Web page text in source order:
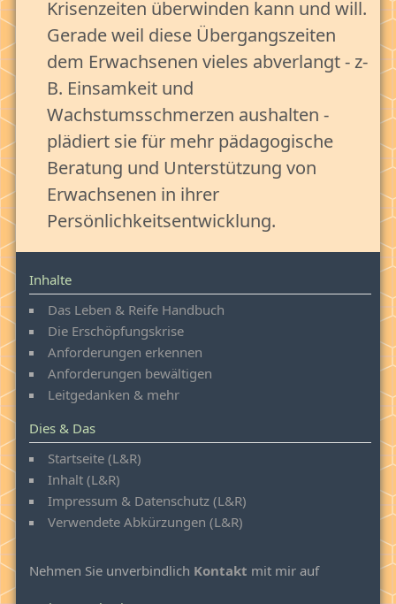
Krisenzeiten überwinden kann und will.
Gerade weil diese Übergangszeiten
dem Erwachsenen vieles abverlangt - z-
B. Einsamkeit und
Wachstumsschmerzen aushalten -
plädiert sie für mehr pädagogische
Beratung und Unterstützung von
Erwachsenen in ihrer
Persönlichkeitsentwicklung.
Inhalte
Das Leben & Reife Handbuch
Die Erschöpfungskrise
Anforderungen erkennen
Anforderungen bewältigen
Leitgedanken & mehr
Dies & Das
Startseite (L&R)
Inhalt (L&R)
Impressum & Datenschutz (L&R)
Verwendete Abkürzungen (L&R)
Nehmen Sie unverbindlich Kontakt mit mir auf